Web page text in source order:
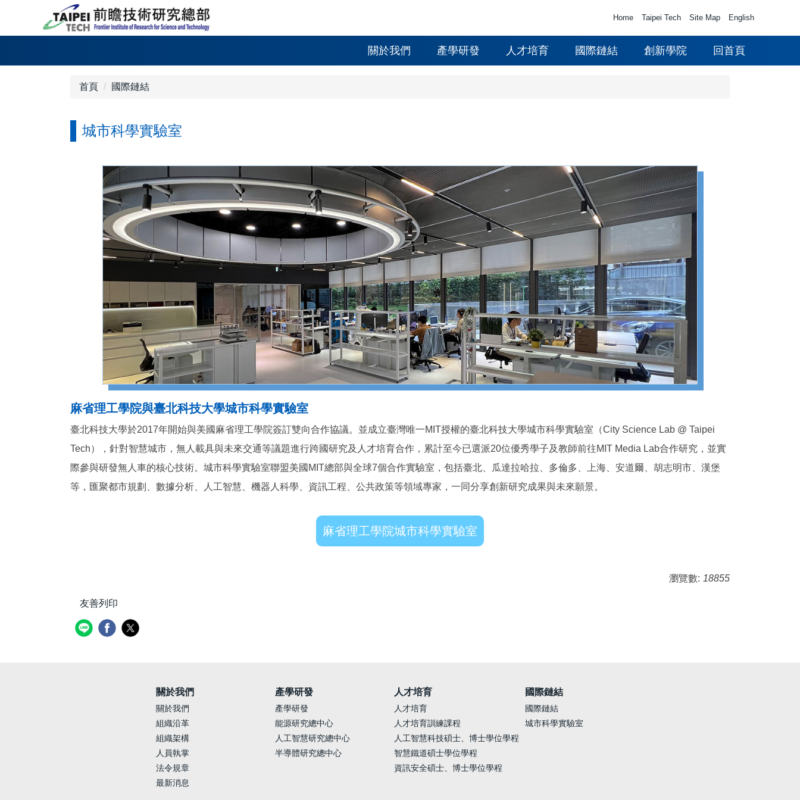
主
內
Home Taipei Tech Site Map English
關於我們 產學研發 人才培育 國際鏈結 創新學院 回首頁
首頁 國際鏈結
城市科學實驗室
麻省理工學院與臺北科技大學城市科學實驗室
臺北科技大學於2017年開始與美國麻省理工學院簽訂雙向合作協議。並成立臺灣唯一MIT授權的臺北科技大學城市科學實驗室（City Science Lab @ Taipei
Tech），針對智慧城市，無人載具與未來交通等議題進行跨國研究及人才培育合作，累計至今已選派20位優秀學子及教師前往MIT Media Lab合作研究，並實
際參與研發無人車的核心技術。城市科學實驗室聯盟美國MIT總部與全球7個合作實驗室，包括臺北、瓜達拉哈拉、多倫多、上海、安道爾、胡志明市、漢堡
等，匯聚都市規劃、數據分析、人工智慧、機器人科學、資訊工程、公共政策等領域專家，一同分享創新研究成果與未來願景。
麻省理工學院城市科學實驗室
瀏覽數: 18855
友善列印
關於我們
關於我們
組織沿革
組織架構
人員執掌
法令規章
最新消息
產學研發
產學研發
能源研究總中心
人工智慧研究總中心
半導體研究總中心
人才培育
人才培育
人才培育訓練課程
人工智慧科技碩士、博士學位學程
智慧鐵道碩士學位學程
資訊安全碩士、博士學位學程
國際鏈結
國際鏈結
城市科學實驗室